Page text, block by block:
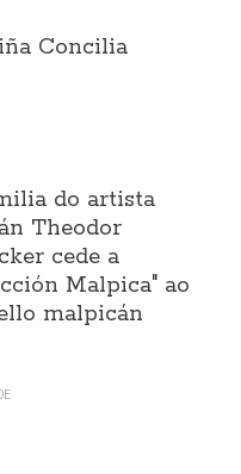
Concilia
do artista
Theodor
cede a
Malpica" ao
malpicán